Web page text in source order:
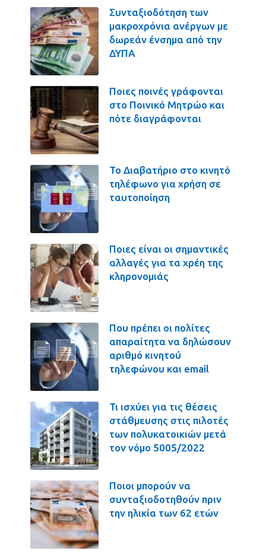
Συνταξιοδότηση των
μακροχρόνια ανέργων με
δωρεάν ένσημα από την
ΔΥΠΑ
Ποιες ποινές γράφονται
στο Ποινικό Μητρώο και
πότε διαγράφονται
Το Διαβατήριο στο κινητό
τηλέφωνο για χρήση σε
ταυτοποίηση
Ποιες είναι οι σημαντικές
αλλαγές για τα χρέη της
κληρονομιάς
Που πρέπει οι πολίτες
απαραίτητα να δηλώσουν
αριθμό κινητού
τηλεφώνου και email
Τι ισχύει για τις θέσεις
στάθμευσης στις πιλοτές
των πολυκατοικιών μετά
τον νόμο 5005/2022
Ποιοι μπορούν να
συνταξιοδοτηθούν πριν
την ηλικία των 62 ετών